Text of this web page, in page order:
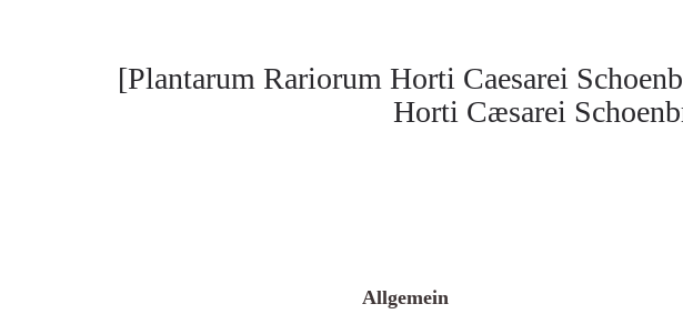
[Plantarum Rariorum Horti Caesarei
Horti Cæsarei
Allgemein